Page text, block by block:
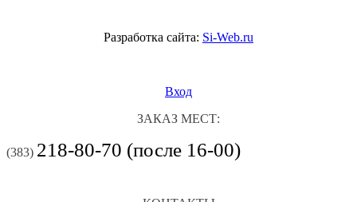
Разработка сайта: Si-Web.ru
Вход
ЗАКАЗ МЕСТ:
(383) 218-80-70 (после 16-00)